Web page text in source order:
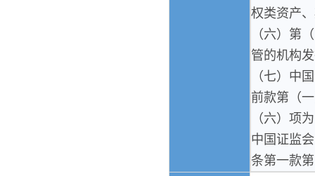
权类资产
（六）第
管的机构
（七）中
前款第（
（六）项
中国证监
条第一款